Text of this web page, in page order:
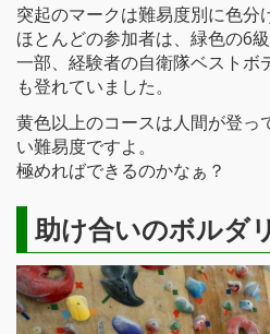
突起のマークは難易度別に色分
ほとんどの参加者は、緑色の6
一部、経験者の自衛隊ベストボ
も登れていました。
黄色以上のコースは人間が登っ
い難易度ですよ。
極めればできるのかなぁ？
助け合いのボルダ